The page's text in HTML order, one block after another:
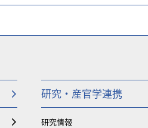
研究・産官学連携
研究情報